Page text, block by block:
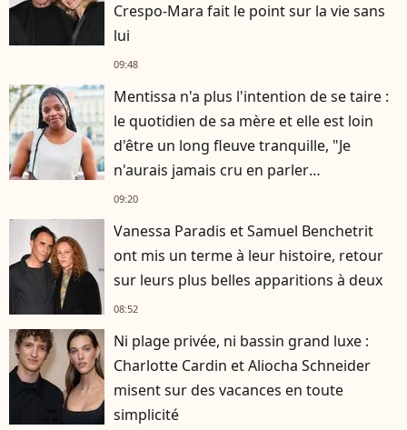
Crespo-Mara fait le point sur la vie sans
lui
09:48
Mentissa n'a plus l'intention de se taire :
le quotidien de sa mère et elle est loin
d'être un long fleuve tranquille, "Je
n'aurais jamais cru en parler
publiquement"
09:20
Vanessa Paradis et Samuel Benchetrit
ont mis un terme à leur histoire, retour
sur leurs plus belles apparitions à deux
08:52
Ni plage privée, ni bassin grand luxe :
Charlotte Cardin et Aliocha Schneider
misent sur des vacances en toute
simplicité